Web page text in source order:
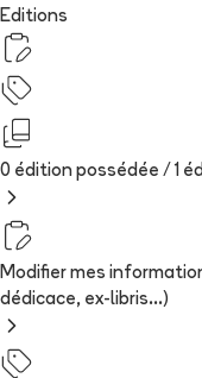
Editions
0 édition possédée / 1
Modifier mes
dédicace, ex-libris...)